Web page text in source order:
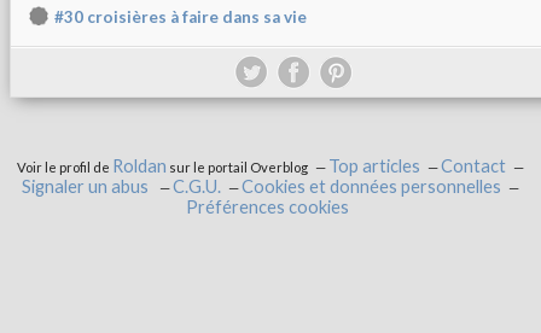
#30 croisières à faire dans sa vie
Voir le profil de Roldan sur le portail Overblog Top articles
Contact
Signaler un abus
C.G.U.
Cookies et données personnelles
Préférences cookies